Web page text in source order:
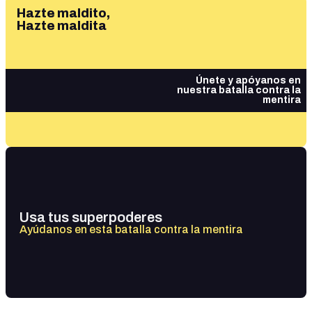
Hazte maldito,
Hazte maldita
Únete y apóyanos en
nuestra batalla contra la
mentira
Usa tus superpoderes
Ayúdanos en esta batalla contra la mentira